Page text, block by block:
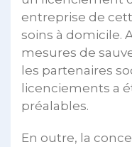
entreprise de
soins à domicile.
mesures de
les partenaires
licenciements a
préalables.
En outre, la